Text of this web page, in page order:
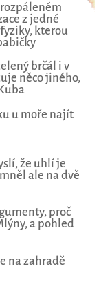
z jedné
kterou
brčál i v
něco jiného,
u moře najít
že uhlí je
ale na dvě
proč
a pohled
na zahradě